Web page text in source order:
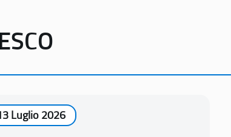
Luglio 2026